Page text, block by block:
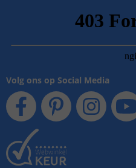
Volg ons op Social Media